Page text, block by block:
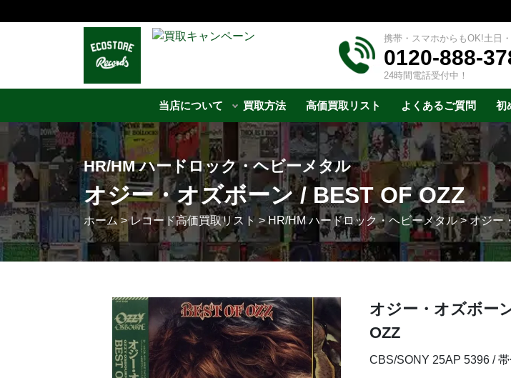
携帯・スマホからもOK!土日
0120-888-
24時間電話受付中！
当店について 買取方法 高価買取リスト よくあるご質問 初
HR/HM ハードロック・ヘビーメタル
オジー・オズボーン / BEST OF OZZ
ホーム>レコード高価買取リスト >HR/HM ハードロック・ヘビーメタル>オジー
オジー・オズボー
OZZ
CBS/SONY 25AP 5396 /